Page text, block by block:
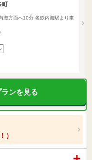
町
海方面へ10分 名鉄内海駅より車
ンを見る
）